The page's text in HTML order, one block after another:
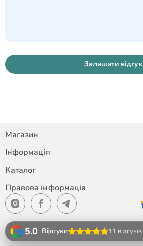
Залишити відгук
Магазин
Інформація
Каталог
Правова інформація
5.0 Відгуки 11 відгуків